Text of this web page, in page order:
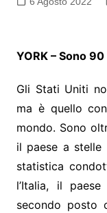
YORK – Sono
Gli Stati Uniti
ma è quello
mondo. Sono
il paese a
statistica
l’Italia, il
secondo posto